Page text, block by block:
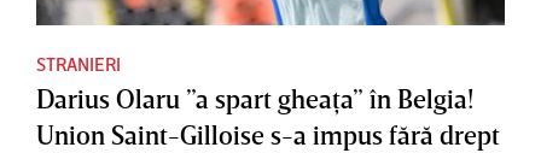
STRANIERI
Darius Olaru ”a spart gheaţa” în Belgia!
Union Saint-Gilloise s-a impus fără drept